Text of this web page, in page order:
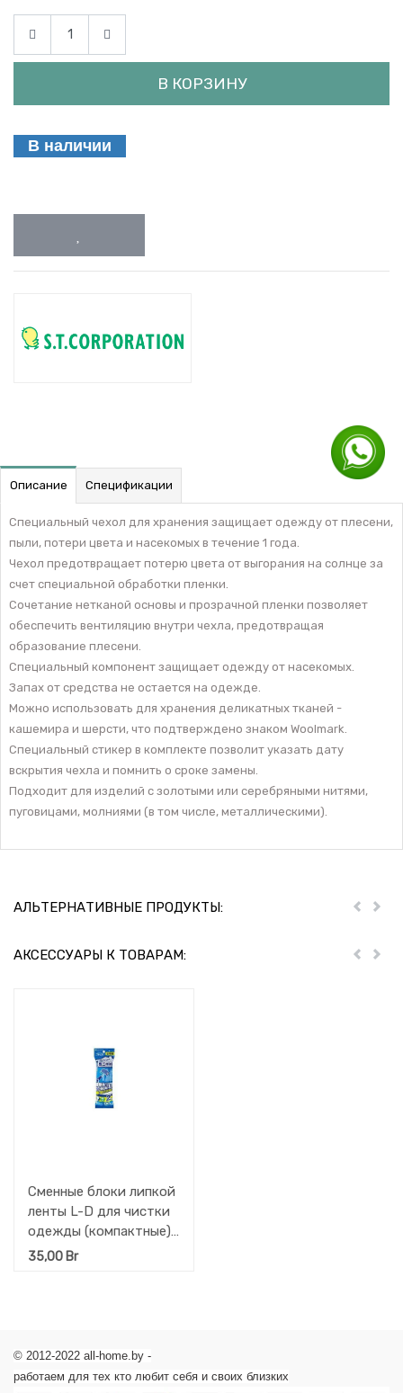
В КОРЗИНУ
В наличии
Описание Спецификации
Специальный чехол для хранения защищает одежду от плесени,
пыли, потери цвета и насекомых в течение 1 года.
Чехол предотвращает потерю цвета от выгорания на солнце за
счет специальной обработки пленки.
Сочетание нетканой основы и прозрачной пленки позволяет
обеспечить вентиляцию внутри чехла, предотвращая
образование плесени.
Специальный компонент защищает одежду от насекомых.
Запах от средства не остается на одежде.
Можно использовать для хранения деликатных тканей -
кашемира и шерсти, что подтверждено знаком Woolmark.
Специальный стикер в комплекте позволит указать дату
вскрытия чехла и помнить о сроке замены.
Подходит для изделий с золотыми или серебряными нитями,
пуговицами, молниями (в том числе, металлическими).
АЛЬТЕРНАТИВНЫЕ ПРОДУКТЫ: Пред
АКСЕССУАРЫ К ТОВАРАМ: Пред
Сменные блоки липкой
ленты L-D для чистки
одежды (компактные),
(80 мм х 90 листов) * 2
35,00 Br
© 2012-2022 all-home.by -
работаем для тех кто любит себя и своих близких